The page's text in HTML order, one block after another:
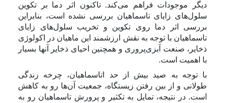
دیگر موجودات فراهم می‌کند. تاکنون اثر دما بر تکوین
سلول‌های زایای تاسماهیان بررسی نشده است، بنابراین
بررسی اثر دما روی تکوین و تخریب سلول‌های زایای
تاسماهیان با توجه به نقش ارزشمند این ماهیان در اکولوژی
ذخایر، صنعت آبزی‌پروری و همچنین احیای ذخایر آن­ها بسیار
با اهمیت است.
با توجه به صید بیش از حد اتاسماهیان، چرخه زندگی
طولانی و از بین رفتن زیستگاه، جمعیت آن‌ها رو به کاهش
است. در نتیجه، تمایل به تکثیر و پرورش تاسماهیان رو به